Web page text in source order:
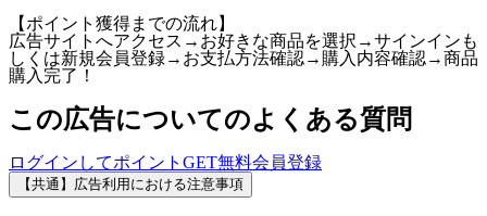
【ポイント獲得までの流れ】
広告サイトへアクセス→お好きな商品を選択→サインインも
しくは新規会員登録→お支払方法確認→購入内容確認→商品
購入完了！
この広告についてのよくある質問
ログインしてポイントGET無料会員登録
【共通】広告利用における注意事項